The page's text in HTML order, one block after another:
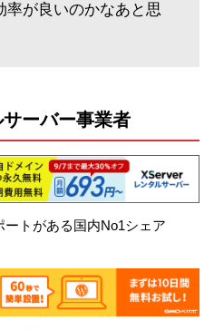
率が良いのかなあと思
ーバー事業者
トがある国内No1シェア